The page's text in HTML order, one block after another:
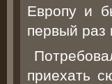
Европу и
первый раз
приехать